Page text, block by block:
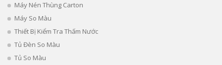
Máy Nén Thùng Carton
Máy So Màu
Thiết Bị Kiểm Tra Thấm Nước
Tủ Đèn So Màu
Tủ So Màu